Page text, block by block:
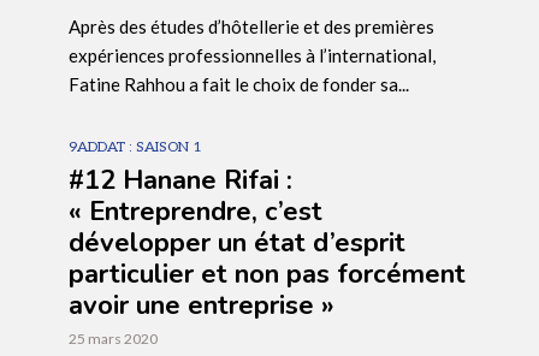
Après des études d’hôtellerie et des premières
expériences professionnelles à l’international,
Fatine Rahhou a fait le choix de fonder sa...
9ADDAT : SAISON 1
#12 Hanane Rifai :
« Entreprendre, c’est
développer un état d’esprit
particulier et non pas forcément
avoir une entreprise »
25 mars 2020